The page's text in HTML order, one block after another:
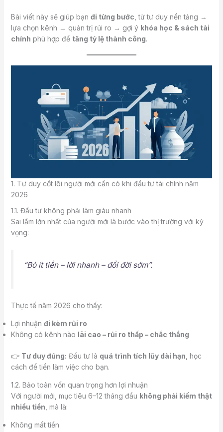
Bài viết này sẽ giúp bạn đi từng bước , từ tư duy nền tảng →
lựa chọn kênh → quản trị rủi ro → gợi ý khóa học & sách tài
chính phù hợp để tăng tỷ lệ thành công.
1. Tư duy cốt lõi người mới cần có khi đầu tư tài chính năm
2026
1.1. Đầu tư không phải làm giàu nhanh
Sai lầm lớn nhất của người mới là bước vào thị trường với kỳ
vọng:
“Bỏ ít tiền – lời nhanh – đổi đời sớm”.
Thực tế năm 2026 cho thấy:
Lợi nhuận đi kèm rủi ro
Không có kênh nào lãi cao – rủi ro thấp – chắc thắng
👉 Tư duy đúng: Đầu tư là quá trình tích lũy dài hạn , học
cách để tiền làm việc cho bạn.
1.2. Bảo toàn vốn quan trọng hơn lợi nhuận
Với người mới, mục tiêu 6–12 tháng đầu không phải kiếm thật
nhiều tiền , mà là:
Không mất tiền